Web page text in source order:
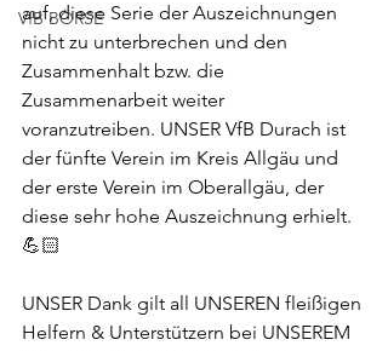
VfB BÖRSE
auf, diese Serie der Auszeichnungen
nicht zu unterbrechen und den
Zusammenhalt bzw. die
Zusammenarbeit weiter
voranzutreiben. UNSER VfB Durach ist
der fünfte Verein im Kreis Allgäu und
der erste Verein im Oberallgäu, der
diese sehr hohe Auszeichnung erhielt.
💪🏻
UNSER Dank gilt all UNSEREN fleißigen
Helfern & Unterstützern bei UNSEREM